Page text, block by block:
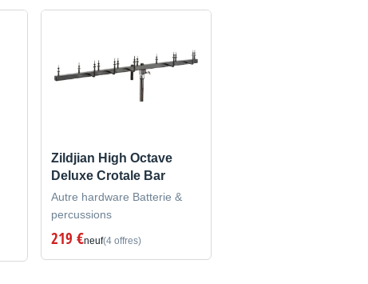
Zildjian High Octave
Deluxe Crotale Bar
Autre hardware Batterie &
percussions
219 €neuf(4 offres)